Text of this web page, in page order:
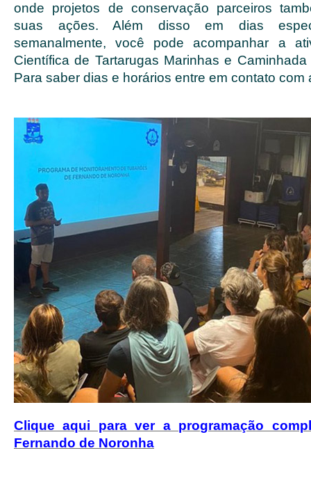
onde projetos de conservação parceiros
suas ações. Além disso em dias
semanalmente, você pode acompanhar a
Científica de Tartarugas Marinhas e
Para saber dias e horários entre em contato com
Clique aqui para ver a programação
Fernando de Noronha